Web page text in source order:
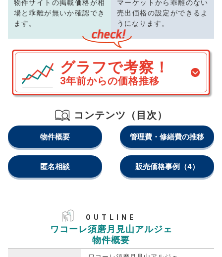
物件サイトの掲載価格が相
場と乖離が無いか確認でき
ます。
マーケットから乖離のない
売出価格の設定ができるよ
うになります。
グラフで考察！
3年前からの価格推移
コンテンツ（目次）
物件概要 管理費・修繕費の推移
匿名相談 販売価格事例 （4）
OUTLINE
ワコーレ須磨月見山アルジェ
物件概要